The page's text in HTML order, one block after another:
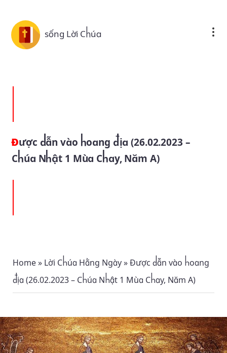
sống Lời Chúa
Được dẫn vào hoang địa (26.02.2023 –
Chúa Nhật 1 Mùa Chay, Năm A)
Home» Lời Chúa Hằng Ngày» Được dẫn vào hoang
địa (26.02.2023 – Chúa Nhật 1 Mùa Chay, Năm A)